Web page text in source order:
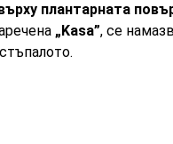
плантарната
„Kasa”, се